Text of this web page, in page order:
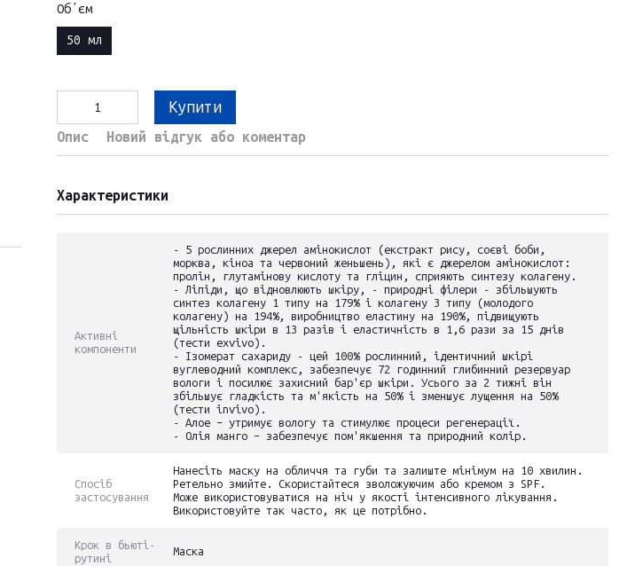
Обʼєм
50 мл
Купити
Опис Новий відгук або коментар
Характеристики
Активні
компоненти
- 5 рослинних джерел амінокислот (екстракт рису, соєві боби,
морква, кіноа та червоний женьшень), які є джерелом амінокислот:
пролін, глутамінову кислоту та гліцин, сприяють синтезу колагену.
- Ліпіди, що відновлюють шкіру, - природні філери - збільшують
синтез колагену 1 типу на 179% і колагену 3 типу (молодого
колагену) на 194%, виробництво еластину на 190%, підвищують
щільність шкіри в 13 разів і еластичність в 1,6 рази за 15 днів
(тести exvivo).
- Ізомерат сахариду - цей 100% рослинний, ідентичний шкірі
вуглеводний комплекс, забезпечує 72 годинний глибинний резервуар
вологи і посилює захисний бар'єр шкіри. Усього за 2 тижні він
збільшує гладкість та м'якість на 50% і зменшує лущення на 50%
(тести invivo).
- Алое – утримує вологу та стимулює процеси регенерації.
- Олія манго – забезпечує пом'якшення та природний колір.
Спосіб
застосування
Нанесіть маску на обличчя та губи та залиште мінімум на 10 хвилин.
Ретельно змийте. Скористайтеся зволожуючим або кремом з SPF.
Може використовуватися на ніч у якості інтенсивного лікування.
Використовуйте так часто, як це потрібно.
Крок в бьюті-
рутині
Маска